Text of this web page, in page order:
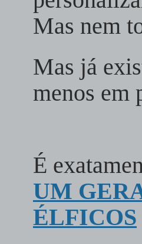
Mas nem
Mas já
menos em
É
UM
ÉLFICOS